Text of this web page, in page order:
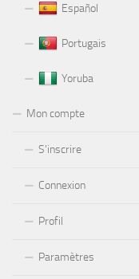
Español
Portugais
Yoruba
Mon compte
S’inscrire
Connexion
Profil
Paramètres